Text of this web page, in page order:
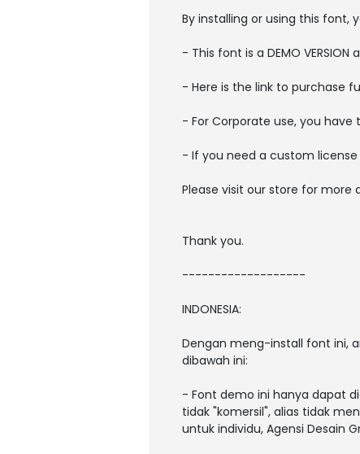
By installing or using this font,
- This font is a DEMO VERSION
- Here is the link to purchase
- For Corporate use, you
- If you need a custom
Please visit our store for more
Thank you.
-------------------
INDONESIA:
Dengan meng-install font ini,
dibawah ini:
- Font demo ini hanya dapat
tidak "komersil", alias tidak
untuk individu, Agensi Desain